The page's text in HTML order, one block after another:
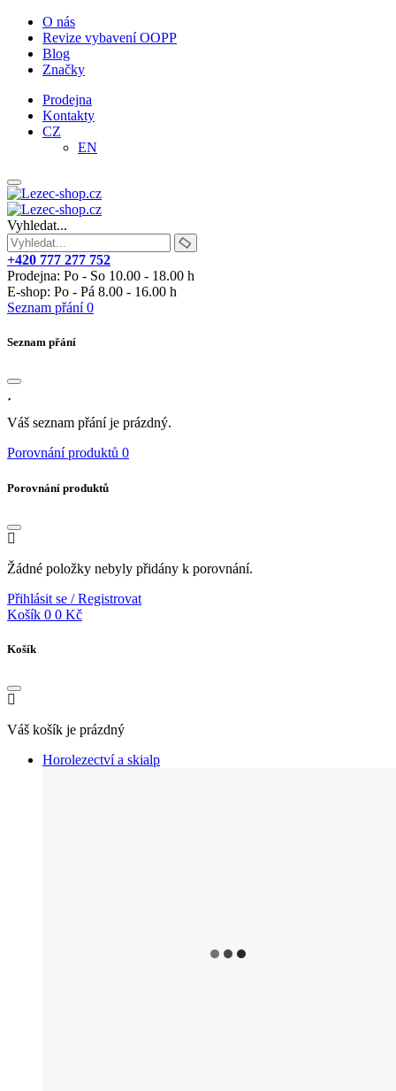
O nás
Revize vybavení OOPP
Blog
Značky
Prodejna
Kontakty
CZ
EN
Vyhledat...
+420 777 277 752
Prodejna: Po - So 10.00 - 18.00 h
E-shop: Po - Pá 8.00 - 16.00 h
Seznam přání 0
Seznam přání
Váš seznam přání je prázdný.
Porovnání produktů 0
Porovnání produktů
Žádné položky nebyly přidány k porovnání.
Přihlásit se / Registrovat
Košík 0 0 Kč
Košík
Váš košík je prázdný
Horolezectví a skialp